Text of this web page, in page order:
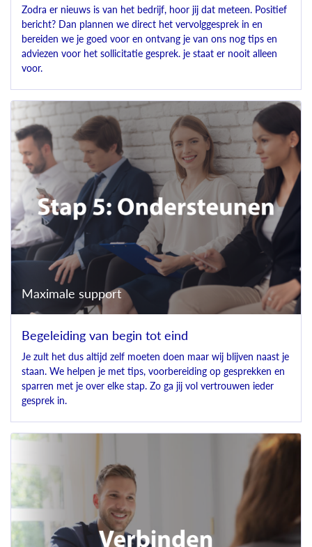
Zodra er nieuws is van het bedrijf, hoor jij dat meteen. Positief
bericht? Dan plannen we direct het vervolggesprek in en
bereiden we je goed voor en ontvang je van ons nog tips en
adviezen voor het sollicitatie gesprek. je staat er nooit alleen
voor.
Maximale support
Begeleiding van begin tot eind
Je zult het dus altijd zelf moeten doen maar wij blijven naast je
staan. We helpen je met tips, voorbereiding op gesprekken en
sparren met je over elke stap. Zo ga jij vol vertrouwen ieder
gesprek in.